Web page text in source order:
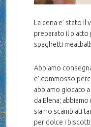
La cena e’ stato
preparato il piatto
spaghetti
Abbiamo
e’ commosso
abbiamo giocato
da Elena;
siamo scambiati
per dolce i